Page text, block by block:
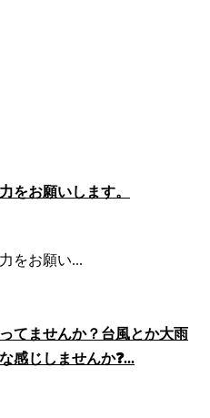
をお願いします。
をお願い...
てませんか？台風とか大雨
感じしませんか❓...